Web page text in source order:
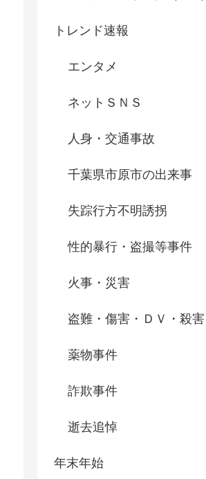
トレンド速報
エンタメ
ネットＳＮＳ
人身・交通事故
千葉県市原市の出来事
失踪行方不明誘拐
性的暴行・盗撮等事件
火事・災害
盗難・傷害・ＤＶ・殺害
薬物事件
詐欺事件
逝去追悼
年末年始